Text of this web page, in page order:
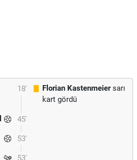
18' Florian Kastenmeiersarı
kart gördü
45'
53'
53'